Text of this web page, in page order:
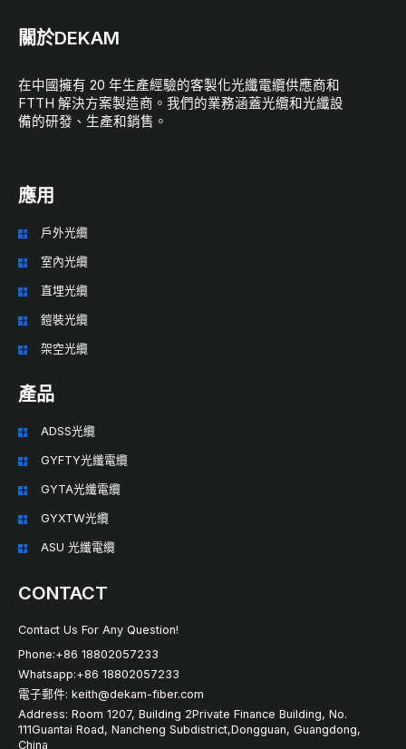
關於DEKAM
在中國擁有 20 年生產經驗的客製化光纖電纜供應商和
FTTH 解決方案製造商。我們的業務涵蓋光纜和光纖設
備的研發、生產和銷售。
應用
戶外光纜
室內光纜
直埋光纜
鎧裝光纜
架空光纜
產品
ADSS光纜
GYFTY光纖電纜
GYTA光纖電纜
GYXTW光纜
ASU 光纖電纜
CONTACT
Contact Us For Any Question!
Phone:+86 18802057233
Whatsapp:+86 18802057233
電子郵件: keith@dekam-fiber.com
Address: Room 1207, Building 2Private Finance Building, No.
111Guantai Road, Nancheng Subdistrict,Dongguan, Guangdong,
China